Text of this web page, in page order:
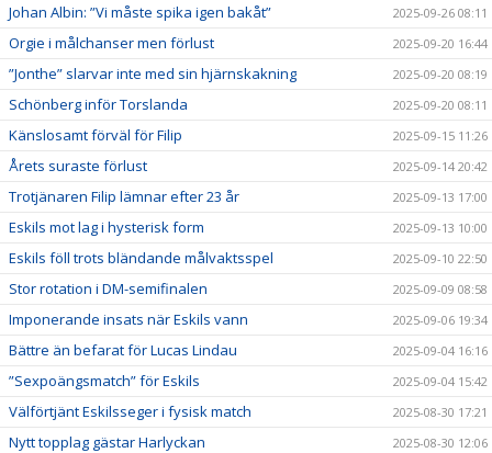
Johan Albin: ”Vi måste spika igen bakåt” 2025-09-26 08:11
Orgie i målchanser men förlust 2025-09-20 16:44
”Jonthe” slarvar inte med sin hjärnskakning 2025-09-20 08:19
Schönberg inför Torslanda 2025-09-20 08:11
Känslosamt förväl för Filip 2025-09-15 11:26
Årets suraste förlust 2025-09-14 20:42
Trotjänaren Filip lämnar efter 23 år 2025-09-13 17:00
Eskils mot lag i hysterisk form 2025-09-13 10:00
Eskils föll trots bländande målvaktsspel 2025-09-10 22:50
Stor rotation i DM-semifinalen 2025-09-09 08:58
Imponerande insats när Eskils vann 2025-09-06 19:34
Bättre än befarat för Lucas Lindau 2025-09-04 16:16
”Sexpoängsmatch” för Eskils 2025-09-04 15:42
Välförtjänt Eskilsseger i fysisk match 2025-08-30 17:21
Nytt topplag gästar Harlyckan 2025-08-30 12:06